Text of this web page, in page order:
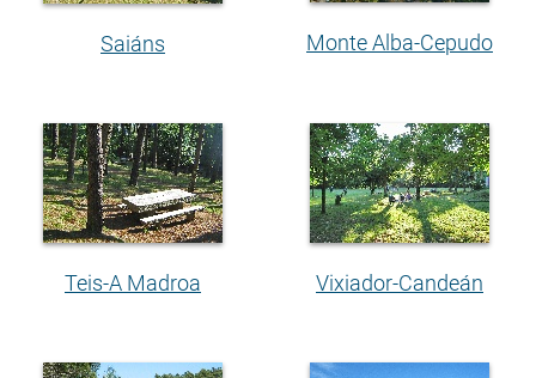
Saiáns Monte Alba-Cepudo
Teis-A Madroa Vixiador-Candeán